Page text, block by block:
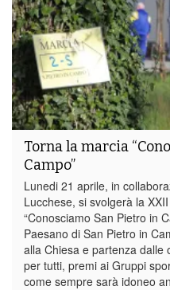
Torna la marcia
Campo”
Lunedi 21 aprile, in
Lucchese, si svolgerà la
“Conosciamo San Pietro in
Paesano di San Pietro in
alla Chiesa e partenza dalle
per tutti, premi ai Gruppi
come sempre sarà idoneo